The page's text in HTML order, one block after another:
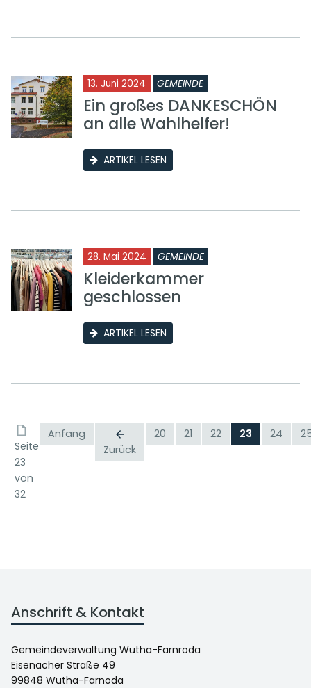
13. Juni 2024 GEMEINDE
Ein großes DANKESCHÖN
an alle Wahlhelfer!
ARTIKEL LESEN
28. Mai 2024 GEMEINDE
Kleiderkammer
geschlossen
ARTIKEL LESEN
Seite
23
von
32
Anfang
Zurück
20 21 22 23 24
Anschrift & Kontakt
Gemeindeverwaltung Wutha-Farnroda
Eisenacher Straße 49
99848 Wutha-Farnoda